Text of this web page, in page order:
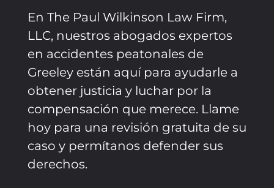
En The Paul Wilkinson Law Firm,
LLC, nuestros abogados expertos
en accidentes peatonales de
Greeley están aquí para ayudarle a
obtener justicia y luchar por la
compensación que merece. Llame
hoy para una revisión gratuita de su
caso y permítanos defender sus
derechos.